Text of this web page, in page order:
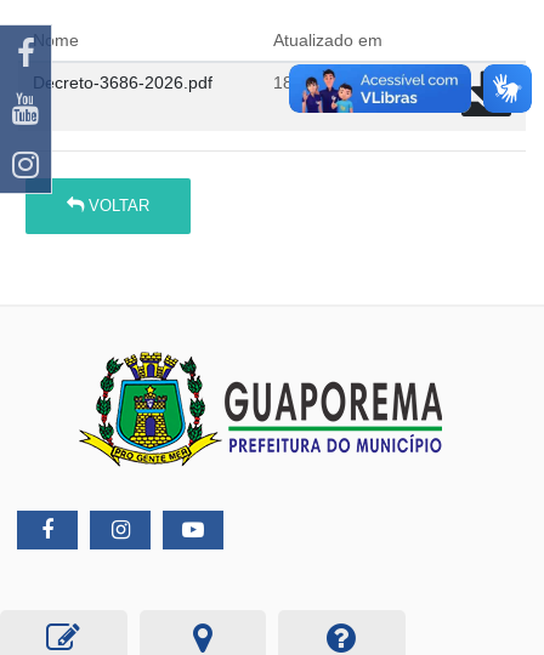
Nome Atualizado em
Decreto-3686-2026.pdf 18/06/2026 11:11
VOLTAR